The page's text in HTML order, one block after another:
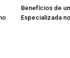
Benefícios de
Especializada